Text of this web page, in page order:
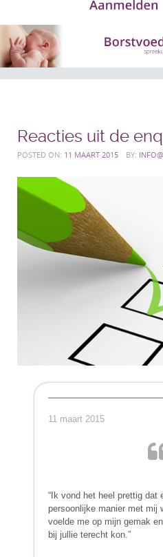
Reacties uit de
POSTED ON: 11 MAART 2015 BY:
11 maart 2015
“Ik vond het heel prettig dat
persoonlijke manier met mij
voelde me op mijn gemak
bij jullie terecht kon.”